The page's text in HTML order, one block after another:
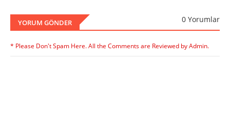
YORUM GÖNDER 0 Yorumlar
* Please Don't Spam Here. All the Comments are Reviewed by Admin.